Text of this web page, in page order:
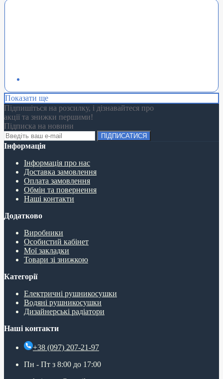
Показати ще
Підпишіться на розсилку, і дізнавайтеся про
акції та знижки першими!
Підписка на новини
ПІДПИСАТИСЯ
Інформація
Інформація про нас
Доставка замовлення
Оплата замовлення
Обмін та повернення
Наші контакти
Додатково
Виробники
Особистий кабінет
Мої закладки
Товари зі знижкою
Категорії
Електричні рушникосушки
Водяні рушникосушки
Дизайнерські радіатори
Наші контакти
+38 (097) 207-21-97
Пн - Пт з 8:00 до 17:00